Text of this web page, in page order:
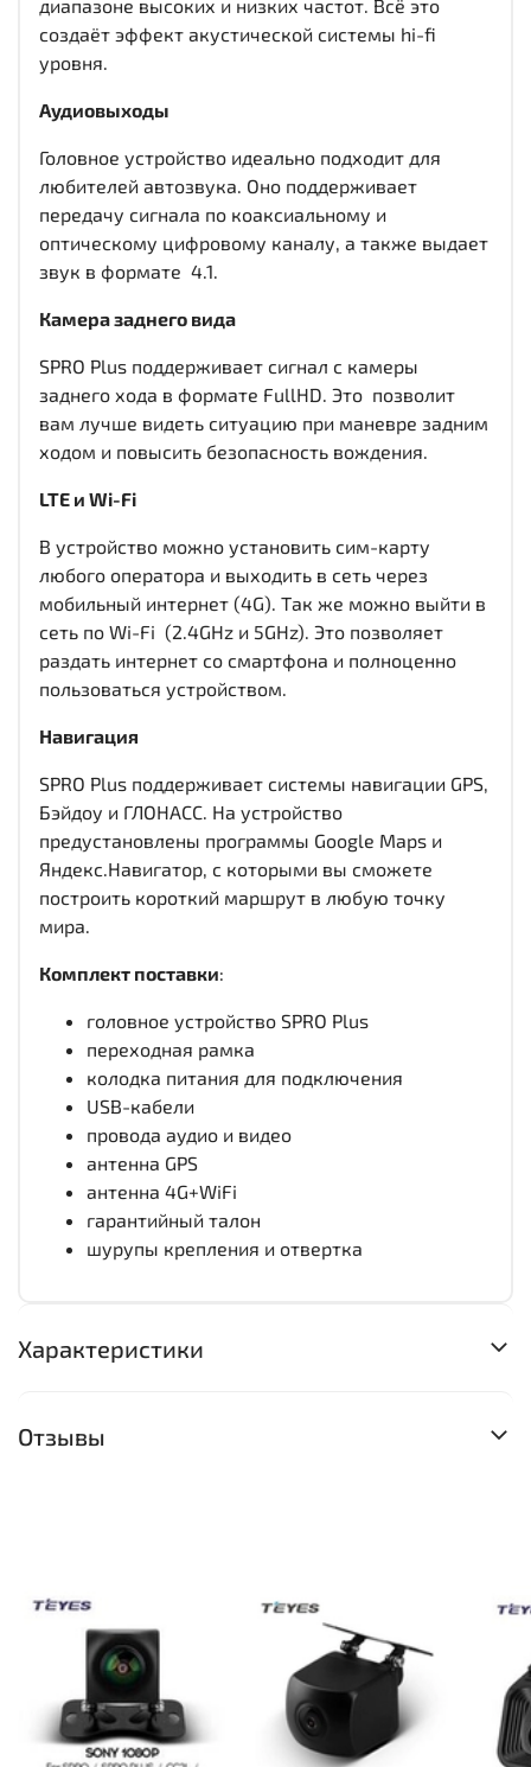
диапазоне высоких и низких частот. Всё это
создаёт эффект акустической системы hi-fi
уровня.
Аудиовыходы
Головное устройство идеально подходит для
любителей автозвука. Оно поддерживает
передачу сигнала по коаксиальному и
оптическому цифровому каналу, а также выдает
звук в формате 4.1.
Камера заднего вида
SPRO Plus поддерживает сигнал с камеры
заднего хода в формате FullHD. Это позволит
вам лучше видеть ситуацию при маневре задним
ходом и повысить безопасность вождения.
LTE и Wi-Fi
В устройство можно установить сим-карту
любого оператора и выходить в сеть через
мобильный интернет (4G). Так же можно выйти в
сеть по Wi-Fi (2.4GHz и 5GHz). Это позволяет
раздать интернет со смартфона и полноценно
пользоваться устройством.
Навигация
SPRO Plus поддерживает системы навигации GPS,
Бэйдоу и ГЛОНАСС. На устройство
предустановлены программы Google Maps и
Яндекс.Навигатор, с которыми вы сможете
построить короткий маршрут в любую точку
мира.
Комплект поставки:
головное устройство SPRO Plus
переходная рамка
колодка питания для подключения
USB-кабели
провода аудио и видео
антенна GPS
антенна 4G+WiFi
гарантийный талон
шурупы крепления и отвертка
Характеристики
Отзывы